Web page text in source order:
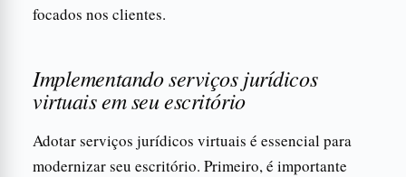
focados nos clientes.
Implementando serviços jurídicos
virtuais em seu escritório
Adotar serviços jurídicos virtuais é essencial para
modernizar seu escritório. Primeiro, é importante